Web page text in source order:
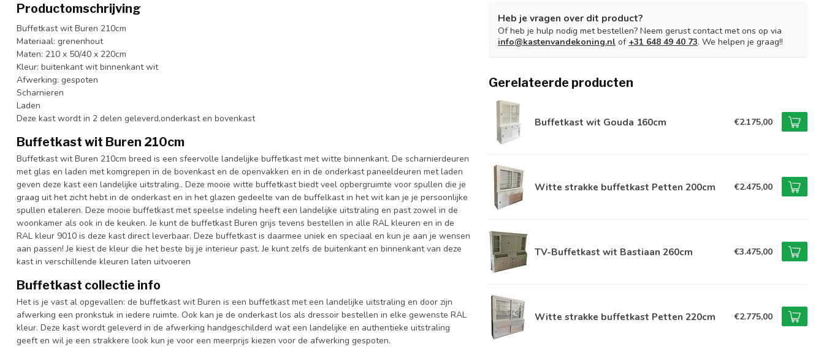
Productomschrijving
Buffetkast wit Buren 210cm
Materiaal: grenenhout
Maten: 210 x 50/40 x 220cm
Kleur: buitenkant wit binnenkant wit
Afwerking: gespoten
Scharnieren
Laden
Deze kast wordt in 2 delen geleverd,onderkast en bovenkast
Buffetkast wit Buren 210cm
Buffetkast wit Buren 210cm breed is een sfeervolle landelijke buffetkast met witte binnenkant. De scharnierdeuren
met glas en laden met komgrepen in de bovenkast en de openvakken en in de onderkast paneeldeuren met laden
geven deze kast een landelijke uitstraling.. Deze mooie witte buffetkast biedt veel opbergruimte voor spullen die je
graag uit het zicht hebt in de onderkast en in het glazen gedeelte van de buffelkast in het wit kan je je persoonlijke
spullen etaleren. Deze mooie buffetkast met speelse indeling heeft een landelijke uitstraling en past zowel in de
woonkamer als ook in de keuken. Je kunt de buffetkast Buren grijs tevens bestellen in alle RAL kleuren en in de
RAL kleur 9010 is deze kast direct leverbaar. Deze buffetkast is daarmee uniek en speciaal en kun je aan je wensen
aan passen! Je kiest de kleur die het beste bij je interieur past. Je kunt zelfs de buitenkant en binnenkant van deze
kast in verschillende kleuren laten uitvoeren
Buffetkast collectie info
Het is je vast al opgevallen: de buffetkast wit Buren is een buffetkast met een landelijke uitstraling en door zijn
afwerking een pronkstuk in iedere ruimte. Ook kan je de onderkast los als dressoir bestellen in elke gewenste RAL
kleur. Deze kast wordt geleverd in de afwerking handgeschilderd wat een landelijke en authentieke uitstraling
geeft en wil je een strakkere look kun je voor een meerprijs kiezen voor de afwerking gespoten.
Heb je vragen over dit product?
Of heb je hulp nodig met bestellen? Neem gerust contact met ons op via
info@kastenvandekoning.nl of +31 648 49 40 73. We helpen je graag!!
Gerelateerde producten
Buffetkast wit Gouda 160cm €2.175,00
Witte strakke buffetkast Petten 200cm €2.475,00
TV-Buffetkast wit Bastiaan 260cm €3.475,00
Witte strakke buffetkast Petten 220cm €2.775,00